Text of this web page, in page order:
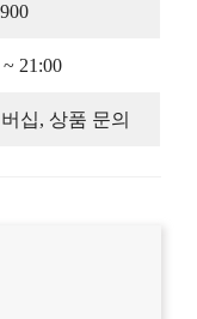
21:00
십, 상품 문의